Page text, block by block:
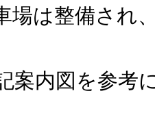
場は整備され
案内図を参考